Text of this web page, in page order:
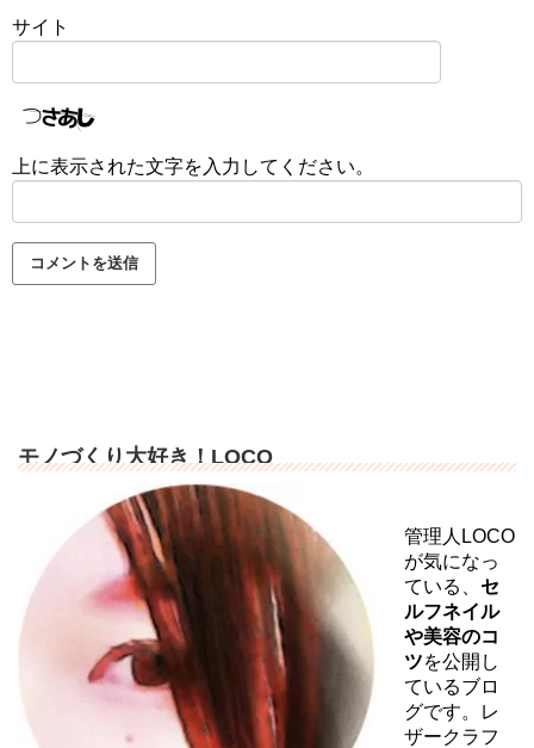
サイト
上に表示された文字を入力してください。
モノづくり大好き！LOCO
管理人LOCO
が気になっ
ている、 セ
ルフネイル
や美容のコ
ツを公開し
ているブロ
グです。レ
ザークラフ